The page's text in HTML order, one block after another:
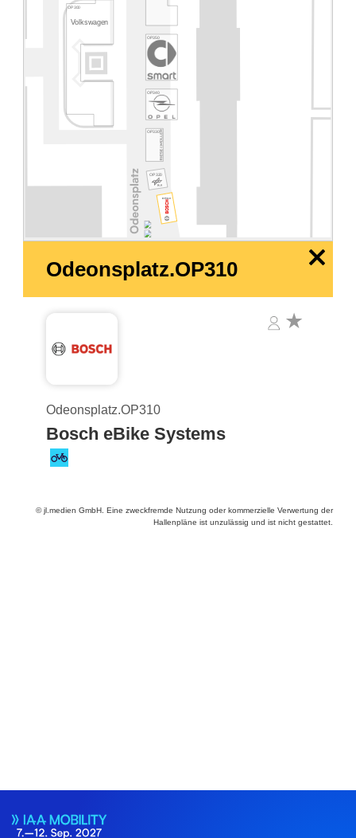
OP310
OP320
OP330
OP300
Volkswagen
OP340
OP350
Odeonsplatz.OP310
Odeonsplatz.OP310
Bosch eBike Systems
© jl.medien GmbH. Eine zweckfremde Nutzung oder kommerzielle Verwertung der
Hallenpläne ist unzulässig und ist nicht gestattet.